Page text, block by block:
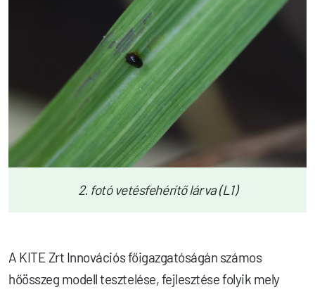
2. fotó vetésfehérítő lárva (L1)
A KITE Zrt Innovációs főigazgatóságán számos
hőösszeg modell tesztelése, fejlesztése folyik mely